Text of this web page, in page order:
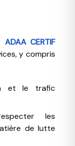
ADAA CERTIF
y compris
et le trafic
les
de lutte